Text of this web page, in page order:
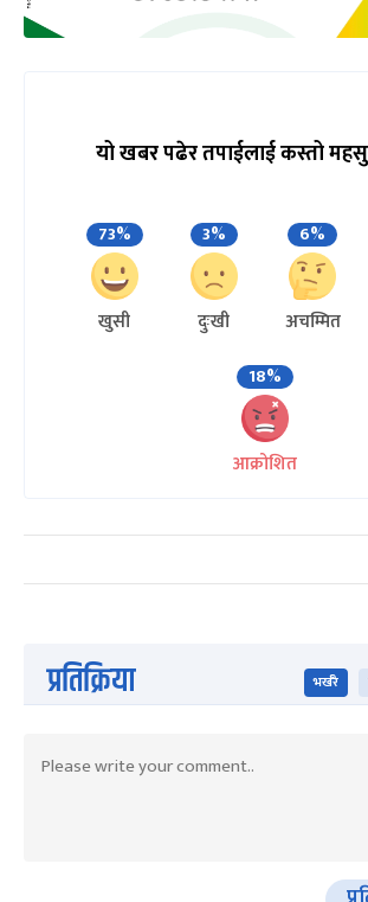
यो खबर पढेर तपाईलाई कस्तो
73%
खुसी
3%
दुःखी
6%
अचम्मित
18%
आक्रोशित
प्रतिक्रिया भर्खरै